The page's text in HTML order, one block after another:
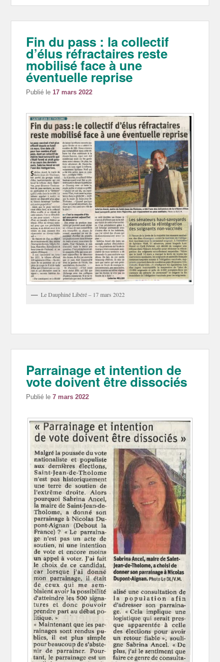
Fin du pass : la collectif
d’élus réfractaires reste
mobilisé face à une
éventuelle reprise
Publié le 17 mars 2022
Le Dauphiné Libéré – 17 mars 2022
Parrainage et intention de
vote doivent être dissociés
Publié le7 mars 2022